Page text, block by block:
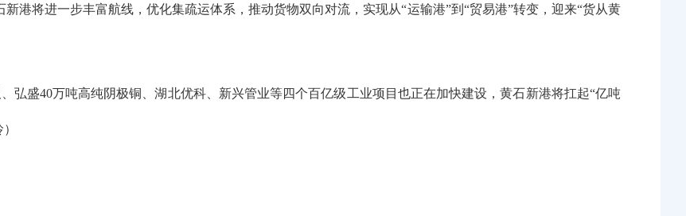
港将进一步丰富航线，优化集疏运体系，推动货物双向对流，实现从“运输港”到“贸易港”转变，迎来“货从黄
弘盛40万吨高纯阴极铜、湖北优科、新兴管业等四个百亿级工业项目也正在加快建设，黄石新港将扛起“亿吨